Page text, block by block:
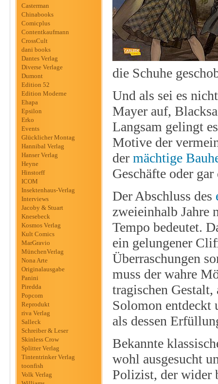
Casterman
Chinabooks
Comicplus
Contentkaufmann
CrossCult
dani books
Dantes Verlag
Diverse Verlage
Dumont
Edition 52
Edition Moderne
Ehapa
Epsilon
Erko
Events
Glücklicher Montag
Hannibal Verlag
Hanser Verlag
Heyne
Hinstorff
ICOM
Insektenhaus-Verlag
Interviews
Jacoby & Stuart
Knesebeck
Kosmos Verlag
Kult Comics
MarGravio
MünchenVerlag
Nona Arte
Originalausgabe
Panini
Piredda
Popcom
Reprodukt
riva Verlag
Salleck
Schreiber & Leser
Skinless Crow
Splitter Verlag
Tintentrinker Verlag
toonfish
Volk Verlag
die Schuhe
Und als sei es
Mayer auf,
Langsam gelingt
Motive der
der mächtige
Geschäfte oder
Der Abschluss des
zweieinhalb Jahre
Tempo bedeutet.
ein gelungener
Überraschungen
muss der wahre
tragischen
Solomon entdeckt
als dessen
Bekannte
wohl ausgesucht
Polizist, der wider